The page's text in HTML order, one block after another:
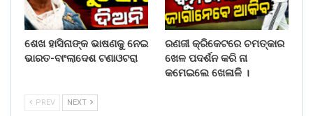
ଶେଖ ହାସିନାଙ୍କ ଭାଷଣକୁ ନେଇ
ଭାରତ-ବାଂଲାଦେଶ ଟଣାଓଟରା
ରଣଜୀ କ୍ରିକେଟରେ ଚମତ୍କାର
ଖେଳ ପଦର୍ଶନ କରି ନା
କମେଇଲେ ଖେଳାଳି ।
PREV NEXT